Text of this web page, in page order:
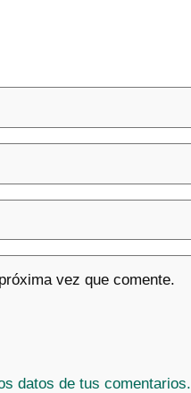
vez que comente.
datos de tus comentarios.